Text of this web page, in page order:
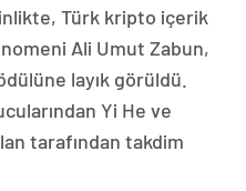
Türk kripto içerik
Ali Umut Zabun,
layık görüldü.
Yi He ve
tarafından takdim